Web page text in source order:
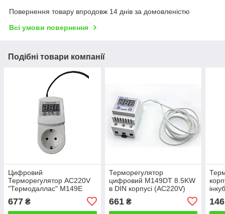
Повернення товару впродовж 14 днів за домовленістю
Всі умови повернення
Подібні товари компанії
Цифровий
Терморегулятор AC220V
"Термодаллас" M149E
677 ₴
Терморегулятор
цифровий M149DT 8.5KW
в DIN корпусі (AC220V)
661₴ 146